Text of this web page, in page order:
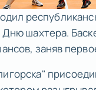
шахтера.
заняв